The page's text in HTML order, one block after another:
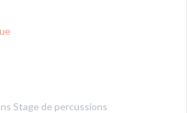
Stage de percussions